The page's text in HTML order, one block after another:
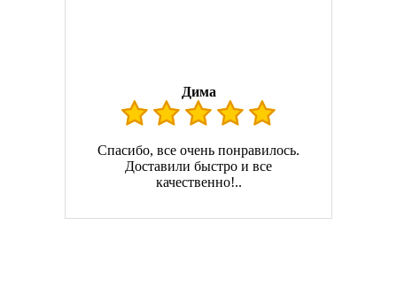
Дима
Спасибо, все очень понравилось.
Доставили быстро и все
качественно!..